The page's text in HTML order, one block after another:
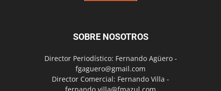
SOBRE NOSOTROS
Director Periodístico: Fernando Agüero -
fgaguero@gmail.com
Director Comercial: Fernando Villa -